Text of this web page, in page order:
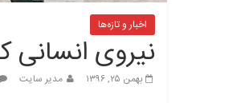
اخبار و تازه‌ها
نیروی انسانی
بهمن ۲۵, ۱۳۹۶ مدیر سایت